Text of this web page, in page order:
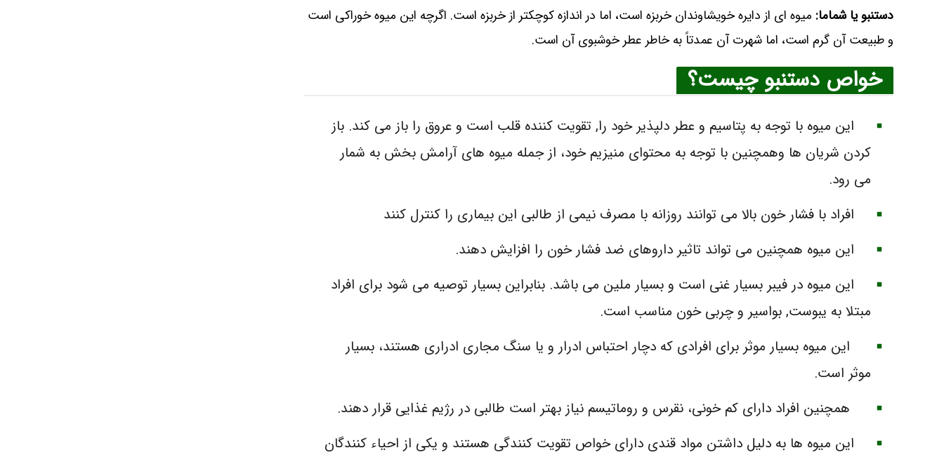
دستنبو یا شماما: میوه ای از دایره خویشاوندان خربزه است، اما در اندازه کوچکتر از خربزه است. اگرچه این میوه خوراکی است
و طبیعت آن گرم است، اما شهرت آن عمدتاً به خاطر عطر خوشبوی آن است.
خواص دستنبو چیست؟
این میوه با توجه به پتاسیم و عطر دلپذیر خود را, تقویت کننده قلب است و عروق را باز می کند. باز
کردن شریان ها وهمچنین با توجه به محتوای منیزیم خود، از جمله میوه های آرامش بخش به شمار
می رود.
افراد با فشار خون بالا می توانند روزانه با مصرف نیمی از طالبی این بیماری را کنترل کنند
این میوه همچنین می تواند تاثیر داروهای ضد فشار خون را افزایش دهند.
این میوه در فیبر بسیار غنی است و بسیار ملین می باشد. بنابراین بسیار توصیه می شود برای افراد
مبتلا به یبوست, بواسیر و چربی خون مناسب است.
این میوه بسیار موثر برای افرادی که دچار احتباس ادرار و یا سنگ مجاری ادراری هستند، بسیار
موثر است.
همچنین افراد دارای کم خونی، نقرس و روماتیسم نیاز بهتر است طالبی در رژیم غذایی قرار دهند.
این میوه ها به دلیل داشتن مواد قندی دارای خواص تقویت کنندگی هستند و یکی از احیاء کنندگان